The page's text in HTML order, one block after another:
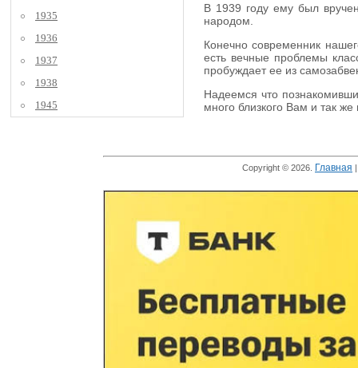
1935
1936
1937
1938
1945
В 1939 году ему был
народом.
Конечно современник
есть вечные проблемы
пробуждает ее из
Надеемся что
много близкого Вам и так
Copyright © 2026. Главная